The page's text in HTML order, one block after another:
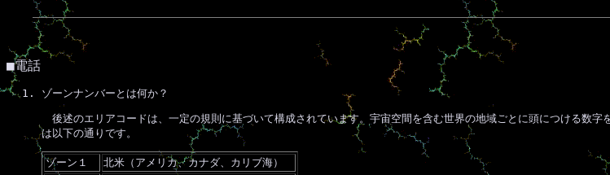
■電話
ゾーンナンバーとは何か？
後述のエリアコードは、一定の規則に基づいて構成されています。宇宙空間を含む世界の地域ごとに頭につける数
は以下の通りです。
ゾーン１
北米（アメリカ、カナダ、カリブ海）